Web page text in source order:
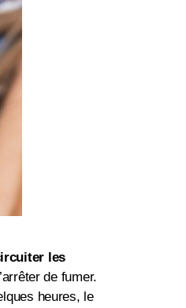
les
de fumer.
heures, le